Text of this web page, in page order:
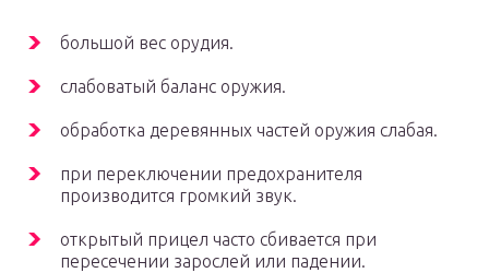
большой вес орудия.
слабоватый баланс оружия.
обработка деревянных частей оружия слабая.
при переключении предохранителя
производится громкий звук.
открытый прицел часто сбивается при
пересечении зарослей или падении.